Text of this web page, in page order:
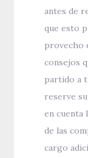
antes de
que esto
provecho
consejos
partido a
reserve
en cuenta
de las
cargo